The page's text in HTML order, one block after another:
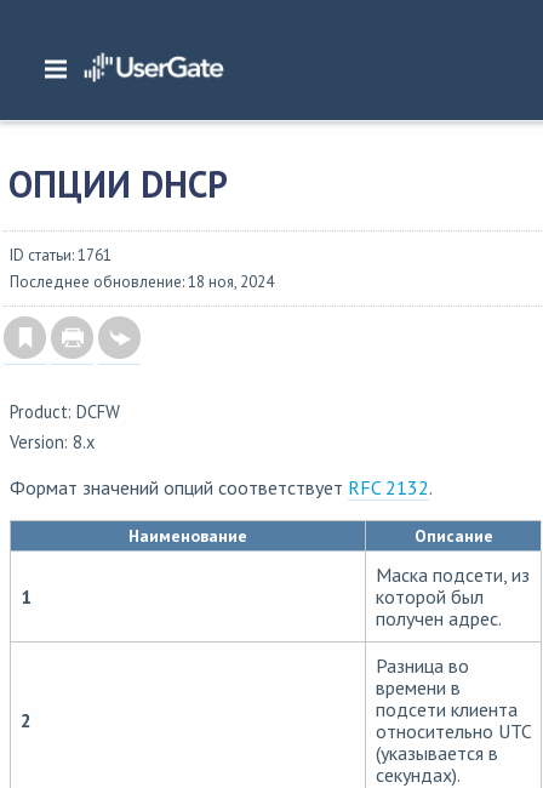
Главная/ Документация/DCFW
/
ОПЦИИ DHCP
ID статьи: 1761
Последнее обновление: 18 ноя, 2024
Product: DCFW
Version: 8.x
Формат значений опций соответствует RFC 2132.
Наименование Описание
1
Маска подсети, из
которой был
получен адрес.
2
Разница во
времени в
подсети клиента
относительно UTC
(указывается в
секундах).